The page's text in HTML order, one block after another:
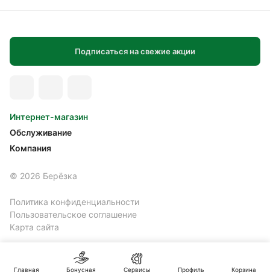
Подписаться на свежие акции
Интернет-магазин
Обслуживание
Компания
© 2026 Берёзка
Политика конфиденциальности
Пользовательское соглашение
Карта сайта
Главная Бонусная Сервисы Профиль Корзина